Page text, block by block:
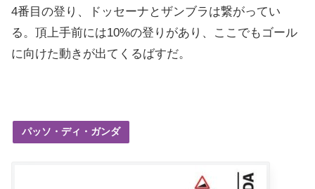
4番目の登り、ドッセーナとザンブラは繋がってい
る。頂上手前には10%の登りがあり、ここでもゴール
に向けた動きが出てくるばすだ。
パッソ・ディ・ガンダ